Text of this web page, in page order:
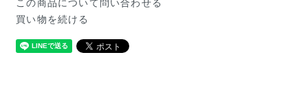
この商品について問い合わせる
買い物を続ける